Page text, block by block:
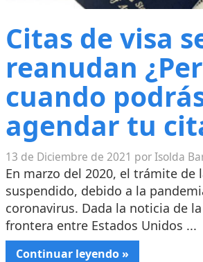
Citas de visa
reanudan
cuando
agendar tu
13 de Diciembre de 2021 por Isolda
En marzo del 2020, el trámite de
suspendido, debido a la
coronavirus. Dada la noticia de
frontera entre Estados Unidos ...
Continuar leyendo »